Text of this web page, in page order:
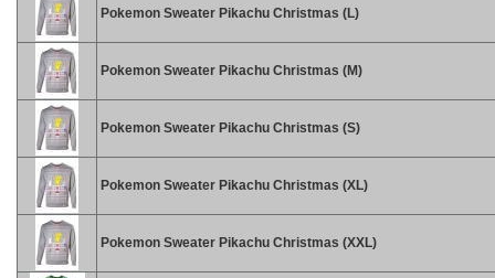
Pokemon Sweater Pikachu Christmas (L)
Pokemon Sweater Pikachu Christmas (M)
Pokemon Sweater Pikachu Christmas (S)
Pokemon Sweater Pikachu Christmas (XL)
Pokemon Sweater Pikachu Christmas (XXL)